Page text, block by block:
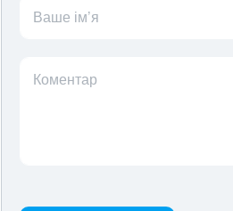
Ваше ім’я
Коментар